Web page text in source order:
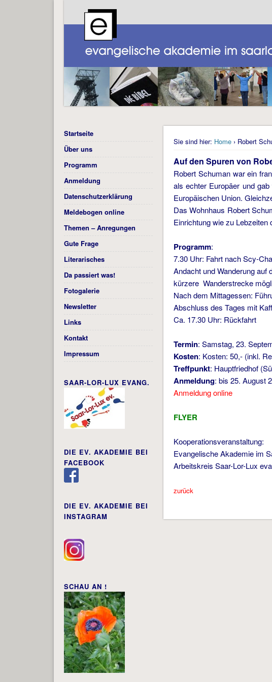
Sie sind hier: Home › Robert
Auf den Spuren von
Robert Schuman war ein
als echter Europäer und
Europäischen Union.
Das Wohnhaus Robert
Einrichtung wie zu
Programm:
7.30 Uhr: Fahrt nach Scy-
Andacht und Wanderung
kürzere Wanderstrecke
Nach dem Mittagessen:
Abschluss des Tages mit
Ca. 17.30 Uhr: Rückfahrt
Termin: Samstag, 23.
Kosten: Kosten: 50,- (inkl.
Treffpunkt: Hauptfriedhof
Anmeldung: bis 25. August
Anmeldung online
FLYER
Kooperationsveranstaltung:
Evangelische Akademie im
Arbeitskreis Saar-Lor-Lux
zurück
Startseite
Über uns
Programm
Anmeldung
Datenschutzerklärung
Meldebogen online
Themen – Anregungen
Gute Frage
Literarisches
Da passiert was!
Fotogalerie
Newsletter
Links
Kontakt
Impressum
SAAR-LOR-LUX EVANG.
DIE EV. AKADEMIE BEI
FACEBOOK
DIE EV. AKADEMIE BEI
INSTAGRAM
SCHAU AN !